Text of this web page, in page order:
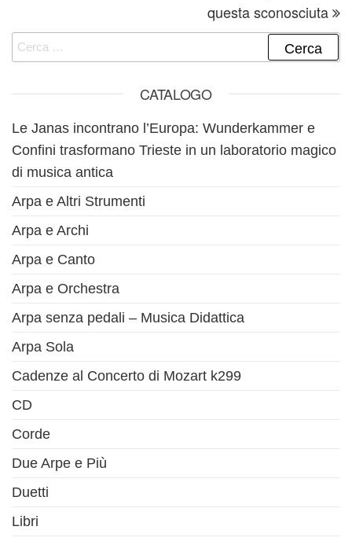
questa sconosciuta
Ricerca per:
CATALOGO
Le Janas incontrano l’Europa: Wunderkammer e
Confini trasformano Trieste in un laboratorio magico
di musica antica
Arpa e Altri Strumenti
Arpa e Archi
Arpa e Canto
Arpa e Orchestra
Arpa senza pedali – Musica Didattica
Arpa Sola
Cadenze al Concerto di Mozart k299
CD
Corde
Due Arpe e Più
Duetti
Libri